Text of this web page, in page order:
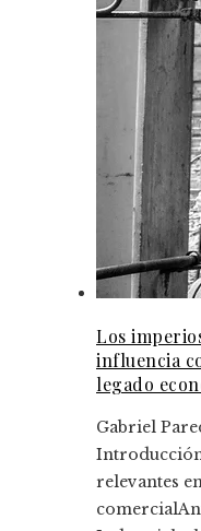
Los
influencia
legado
Gabriel
relevantes